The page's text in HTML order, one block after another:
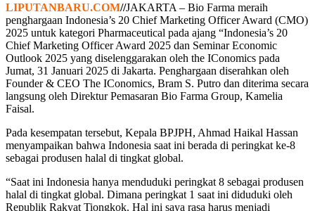
LIPUTANBARU.COM//JAKARTA – Bio Farma meraih
penghargaan Indonesia’s 20 Chief Marketing Officer Award (CMO)
2025 untuk kategori Pharmaceutical pada ajang “Indonesia’s 20
Chief Marketing Officer Award 2025 dan Seminar Economic
Outlook 2025 yang diselenggarakan oleh the IConomics pada
Jumat, 31 Januari 2025 di Jakarta. Penghargaan diserahkan oleh
Founder & CEO The IConomics, Bram S. Putro dan diterima secara
langsung oleh Direktur Pemasaran Bio Farma Group, Kamelia
Faisal.
Pada kesempatan tersebut, Kepala BPJPH, Ahmad Haikal Hassan
menyampaikan bahwa Indonesia saat ini berada di peringkat ke-8
sebagai produsen halal di tingkat global.
“Saat ini Indonesia hanya menduduki peringkat 8 sebagai produsen
halal di tingkat global. Dimana peringkat 1 saat ini diduduki oleh
Republik Rakyat Tiongkok. Hal ini saya rasa harus menjadi